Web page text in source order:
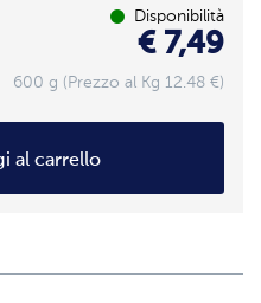
Disponibilità
€ 7,49
600 g (Prezzo al Kg 12.48 €)
al carrello